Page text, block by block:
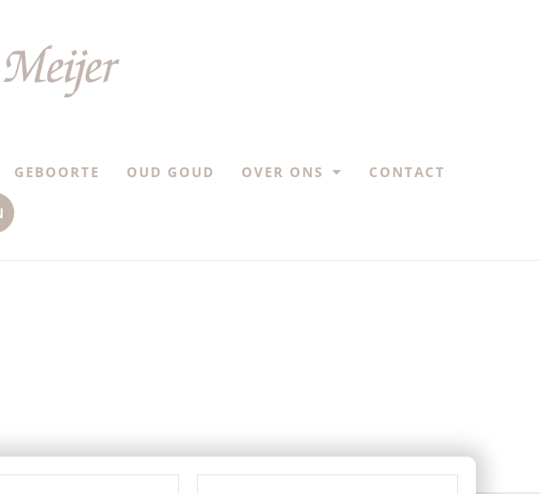
GEBOORTE OUD GOUD OVER ONS CONTACT